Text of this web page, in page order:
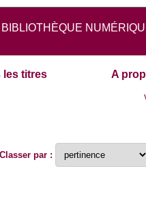
BIBLIOTHÈQUE
les titres A
Classer par :